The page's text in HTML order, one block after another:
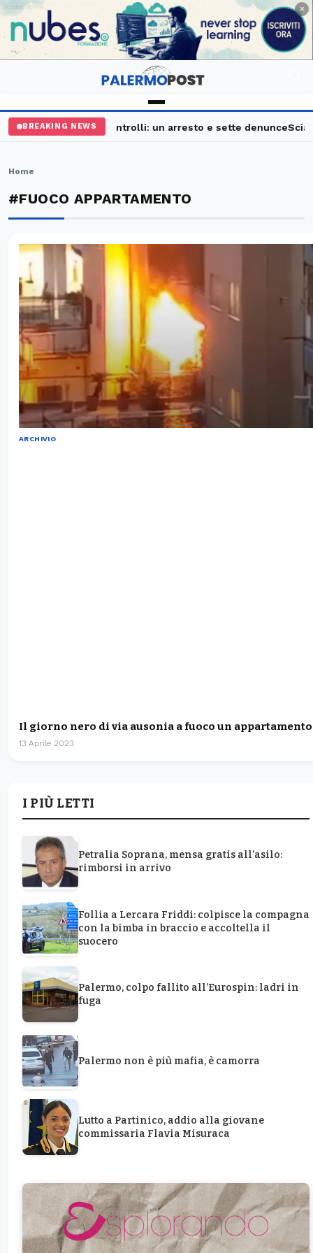
PUBBLICITÀ ×
BREAKING NEWS
Palermo, maxi controlli: un arresto e sette denunce
Home
#FUOCO APPARTAMENTO
ARCHIVIO
Il giorno nero di via ausonia a fuoco un appartamento
13 Aprile 2023
I PIÙ LETTI
Petralia Soprana, mensa gratis all’asilo:
rimborsi in arrivo
Follia a Lercara Friddi: colpisce la compagna
con la bimba in braccio e accoltella il
suocero
Palermo, colpo fallito all’Eurospin: ladri in
fuga
Palermo non è più mafia, è camorra
Lutto a Partinico, addio alla giovane
commissaria Flavia Misuraca